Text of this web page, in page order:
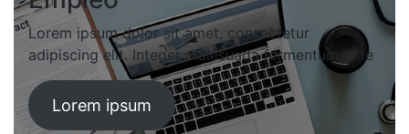
Lorem ipsum dolor sit amet, consectetur
adipiscing elit. Integer malesuada fermentum ante
Lorem ipsum